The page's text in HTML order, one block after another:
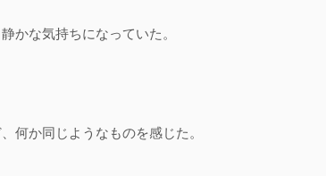
かな気持ちになっていた。
何か同じようなものを感じた。